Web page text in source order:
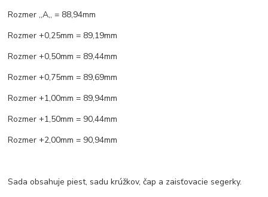
Rozmer ,,A,, = 88,94mm
Rozmer +0,25mm = 89,19mm
Rozmer +0,50mm = 89,44mm
Rozmer +0,75mm = 89,69mm
Rozmer +1,00mm = 89,94mm
Rozmer +1,50mm = 90,44mm
Rozmer +2,00mm = 90,94mm
Sada obsahuje piest, sadu krúžkov, čap a zaisťovacie segerky.